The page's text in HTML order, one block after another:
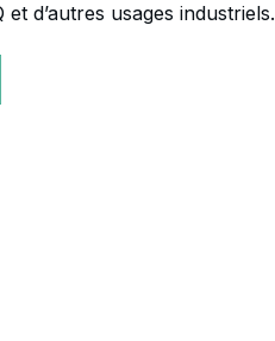
d’autres usages industriels.